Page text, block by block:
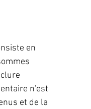
en
n'est
et de la